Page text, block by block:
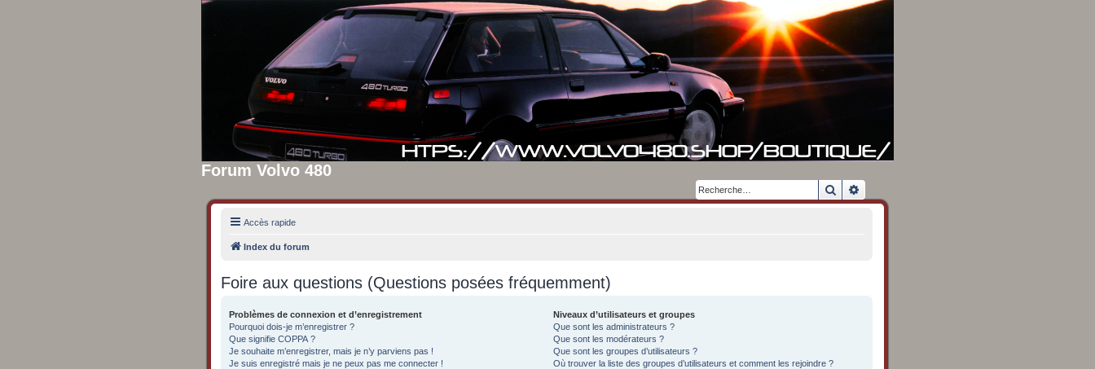
Forum Volvo 480
Rechercher
Accès rapide
Index du forum
Foire aux questions (Questions posées fréquemment)
Problèmes de connexion et d’enregistrement
Pourquoi dois-je m’enregistrer ?
Que signifie COPPA ?
Je souhaite m’enregistrer, mais je n’y parviens pas !
Je suis enregistré mais je ne peux pas me connecter !
Niveaux d’utilisateurs et groupes
Que sont les administrateurs ?
Que sont les modérateurs ?
Que sont les groupes d’utilisateurs ?
Où trouver la liste des groupes d’utilisateurs et comment les rejoindre ?